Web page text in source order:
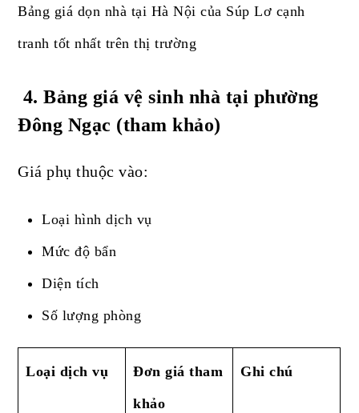
Bảng giá dọn nhà tại Hà Nội của Súp Lơ cạnh
tranh tốt nhất trên thị trường
4. Bảng giá vệ sinh nhà tại phường
Đông Ngạc (tham khảo)
Giá phụ thuộc vào:
Loại hình dịch vụ
Mức độ bẩn
Diện tích
Số lượng phòng
Loại dịch vụ
Đơn giá tham
khảo
Ghi chú